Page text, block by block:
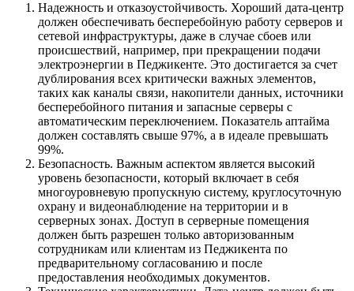
Надежность и отказоустойчивость. Хороший дата-центр
должен обеспечивать бесперебойную работу серверов и
сетевой инфраструктуры, даже в случае сбоев или
происшествий, например, при прекращении подачи
электроэнергии в Педжикенте. Это достигается за счет
дублирования всех критически важных элементов,
таких как каналы связи, накопители данных, источники
бесперебойного питания и запасные серверы с
автоматическим переключением. Показатель аптайма
должен составлять свыше 97%, а в идеале превышать
99%.
Безопасность. Важным аспектом является высокий
уровень безопасности, который включает в себя
многоуровневую пропускную систему, круглосуточную
охрану и видеонаблюдение на территории и в
серверных зонах. Доступ в серверные помещения
должен быть разрешен только авторизованным
сотрудникам или клиентам из Педжикента по
предварительному согласованию и после
предоставления необходимых документов.